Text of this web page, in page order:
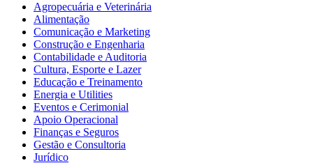
Agropecuária e Veterinária
Alimentação
Comunicação e Marketing
Construção e Engenharia
Contabilidade e Auditoria
Cultura, Esporte e Lazer
Educação e Treinamento
Energia e Utilities
Eventos e Cerimonial
Apoio Operacional
Finanças e Seguros
Gestão e Consultoria
Jurídico